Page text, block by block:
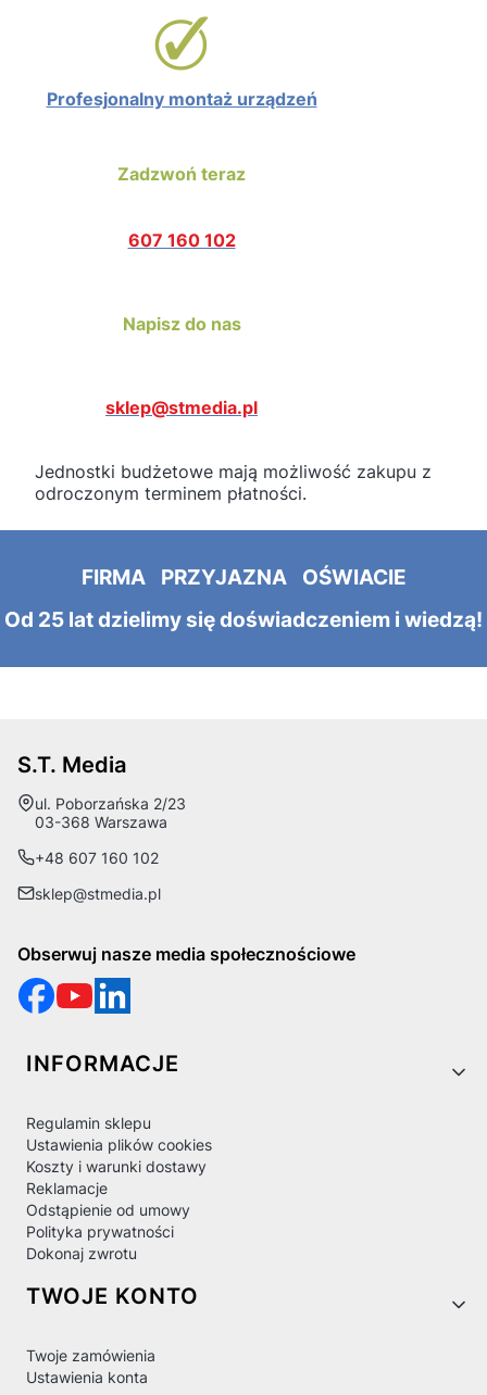
Profesjonalny montaż urządzeń
Zadzwoń teraz
607 160 102
Napisz do nas
sklep@stmedia.pl
Jednostki budżetowe mają możliwość zakupu z
odroczonym terminem płatności.
FIRMA PRZYJAZNA OŚWIACIE
Od 25 lat dzielimy się doświadczeniem i wiedzą!
S.T. Media
Adres:
ul. Poborzańska 2/23
03-368 Warszawa
+48 607 160 102
sklep@stmedia.pl
Obserwuj nasze media społecznościowe
Linki w stopce
INFORMACJE
Regulamin sklepu
Ustawienia plików cookies
Koszty i warunki dostawy
Reklamacje
Odstąpienie od umowy
Polityka prywatności
Dokonaj zwrotu
TWOJE KONTO
Twoje zamówienia
Ustawienia konta